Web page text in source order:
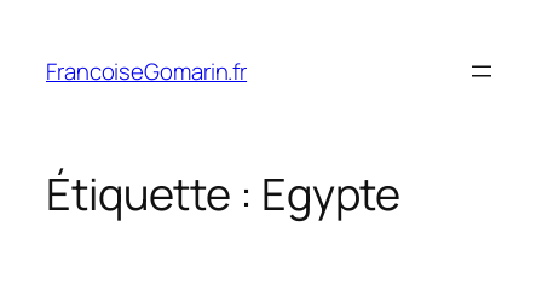
contenu
FrancoiseGomarin.fr
Étiquette : Egypte